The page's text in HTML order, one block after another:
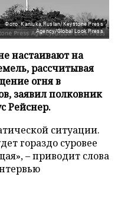
Фото: Kaniuka Ruslan/Keystone Press
Agency/Global Look Press
настаивают на
рассчитывая
огня в
заявил полковник
Рейснер.
ситуации.
гораздо суровее
– приводит слова